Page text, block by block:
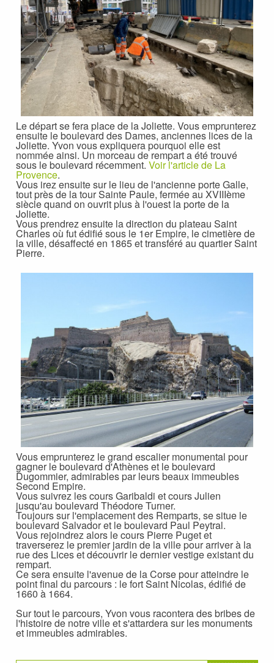
Le départ se fera place de la Joliette. Vous emprunterez
ensuite le boulevard des Dames, anciennes lices de la
Joliette. Yvon vous expliquera pourquoi elle est
nommée ainsi. Un morceau de rempart a été trouvé
sous le boulevard récemment. Voir l'article de La
Provence.
Vous irez ensuite sur le lieu de l'ancienne porte Galle,
tout près de la tour Sainte Paule, fermée au XVIIIème
siècle quand on ouvrit plus à l'ouest la porte de la
Joliette.
Vous prendrez ensuite la direction du plateau Saint
Charles où fut édifié sous le 1er Empire, le cimetière de
la ville, désaffecté en 1865 et transféré au quartier Saint
Pierre.
Vous emprunterez le grand escalier monumental pour
gagner le boulevard d'Athènes et le boulevard
Dugommier, admirables par leurs beaux immeubles
Second Empire.
Vous suivrez les cours Garibaldi et cours Julien
jusqu'au boulevard Théodore Turner.
Toujours sur l'emplacement des Remparts, se situe le
boulevard Salvador et le boulevard Paul Peytral.
Vous rejoindrez alors le cours Pierre Puget et
traverserez le premier jardin de la ville pour arriver à la
rue des Lices et découvrir le dernier vestige existant du
rempart.
Ce sera ensuite l'avenue de la Corse pour atteindre le
point final du parcours : le fort Saint Nicolas, édifié de
1660 à 1664.
Sur tout le parcours, Yvon vous racontera des bribes de
l'histoire de notre ville et s'attardera sur les monuments
et immeubles admirables.